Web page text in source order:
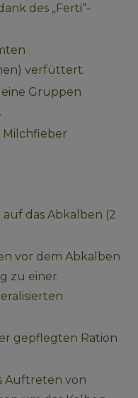
des „Ferti“-
verfüttert.
Gruppen
Milchfieber
das Abkalben (2
vor dem Abkalben
zu einer
gepflegten Ration
Auftreten von